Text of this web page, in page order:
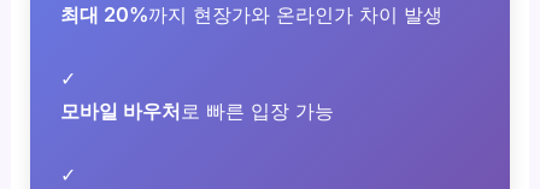
최대 20%까지 현장가와 온라인가 차이 발생
✓
모바일 바우처로 빠른 입장 가능
✓